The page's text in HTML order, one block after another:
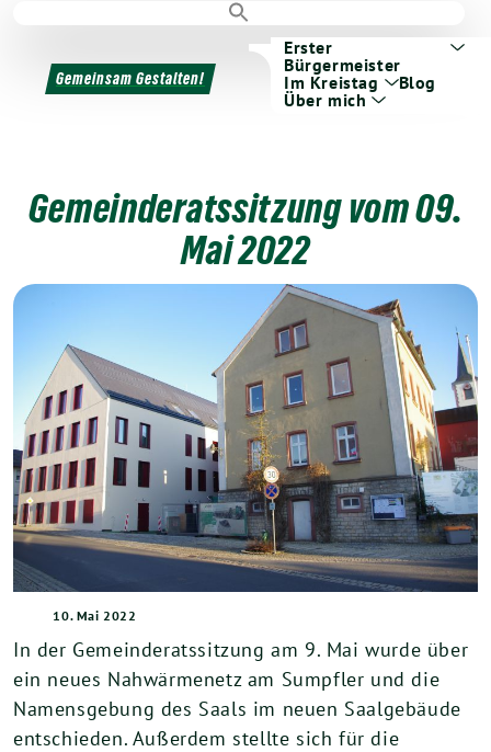
Gemeinsam Gestalten!
Erster
Bürgermeister
Im Kreistag
Blog
Über mich
Gemeinderatssitzung vom 09.
Mai 2022
10. Mai 2022
In der Gemeinderatssitzung am 9. Mai wurde über
ein neues Nahwärmenetz am Sumpfler und die
Namensgebung des Saals im neuen Saalgebäude
entschieden. Außerdem stellte sich für die